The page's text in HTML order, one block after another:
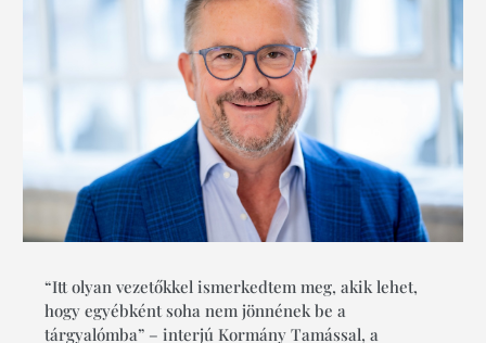
“Itt olyan vezetőkkel ismerkedtem meg, akik lehet,
hogy egyébként soha nem jönnének be a
tárgyalómba” – interjú Kormány Tamással, a